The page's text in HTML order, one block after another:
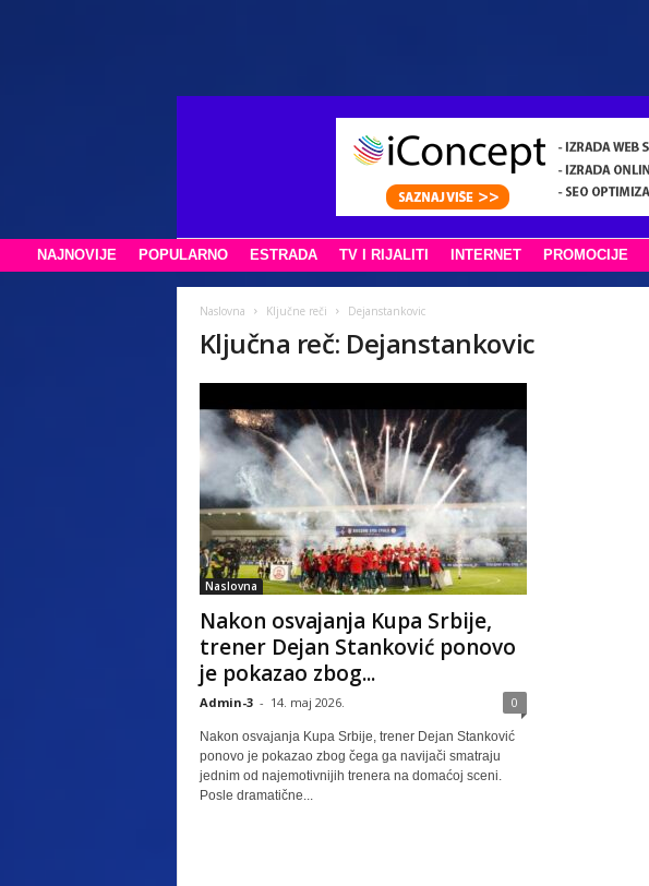
NAJNOVIJE POPULARNO ESTRADA TV I RIJALITI INTERNET PROMOCIJE
Naslovna Ključne reči Dejanstankovic
Ključna reč: Dejanstankovic
Naslovna
Nakon osvajanja Kupa Srbije,
trener Dejan Stanković ponovo
je pokazao zbog...
Admin-3 - 14. maj 2026. 0
Nakon osvajanja Kupa Srbije, trener Dejan Stanković
ponovo je pokazao zbog čega ga navijači smatraju
jednim od najemotivnijih trenera na domaćoj sceni.
Posle dramatične...